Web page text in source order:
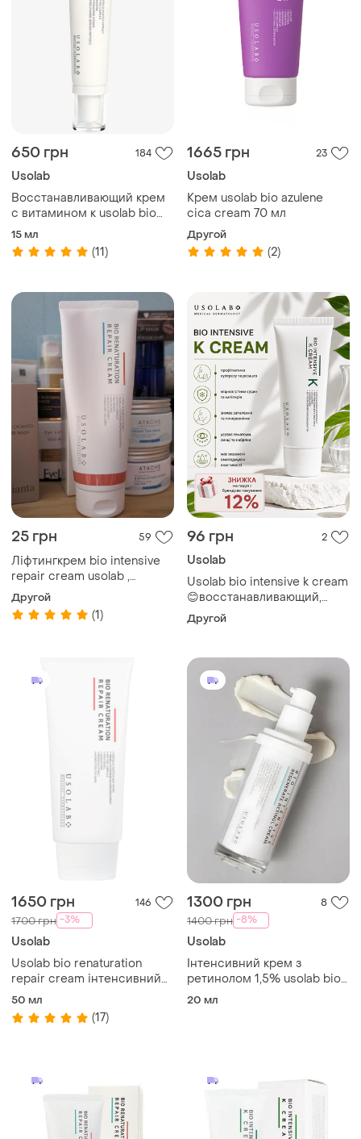
650 грн 184
Usolab
Восстанавливающий крем
с витамином к usolab bio
intensive k cream, 15 мл
15 мл
(11)
1665 грн 23
Usolab
Крем usolab bio azulene
cica cream 70 мл
Другой
(2)
25 грн 59
Ліфтингкрем bio intensive
repair cream usolab ,
разлив, распив, усолаб
Другой
(1)
96 грн 2
Usolab
Usolab bio intensive k cream
😊восстанавливающий,
защитный и
вазопротекторный крем
Другой
1650 грн 146
1700 грн -3%
Usolab
Usolab bio renaturation
repair cream інтенсивний
відновлюючий крем для
обличчя, 50 мл
50 мл
(17)
1300 грн 8
1400 грн -8%
Usolab
Інтенсивний крем з
ретинолом 1,5% usolab bio
intensive regenerate retinol
20 мл